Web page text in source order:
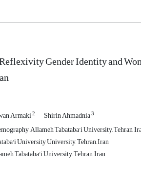
Gender Identity and
Armaki2 Shirin Ahmadnia3
Allameh Tabataba'i University, Tehran,
University University, Tehran, Iran
Tabataba'i University, Tehran, Iran